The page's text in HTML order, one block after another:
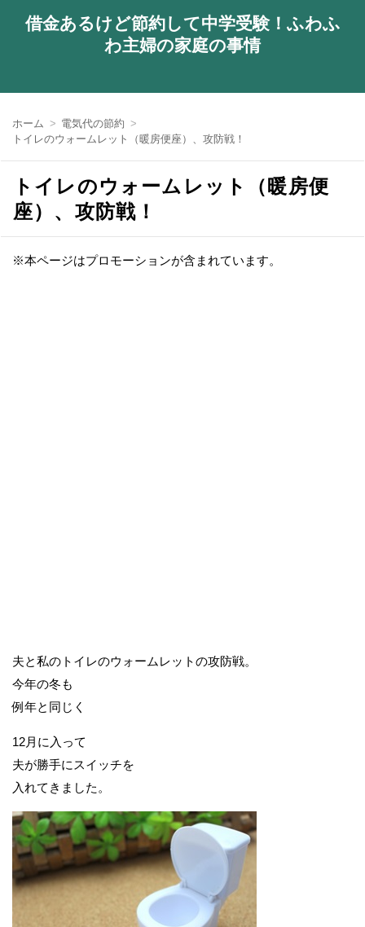
借金あるけど節約して中学受験！ふわふ
わ主婦の家庭の事情
ホーム
電気代の節約
トイレのウォームレット（暖房便座）、攻防戦！
トイレのウォームレット（暖房便
座）、攻防戦！
※本ページはプロモーションが含まれています。
夫と私のトイレのウォームレットの攻防戦。
今年の冬も
例年と同じく
12月に入って
夫が勝手にスイッチを
入れてきました。